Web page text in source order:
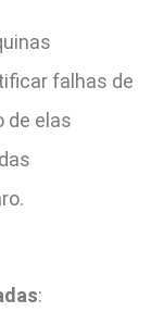
falhas de
de elas
: